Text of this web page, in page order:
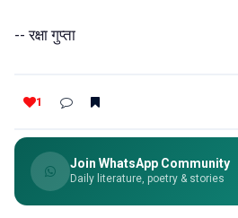
-- रक्षा गुप्ता
1
Join WhatsApp Community
Daily literature, poetry & stories